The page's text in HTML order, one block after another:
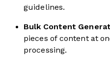
guidelines.
Bulk Content
pieces of content at
processing.